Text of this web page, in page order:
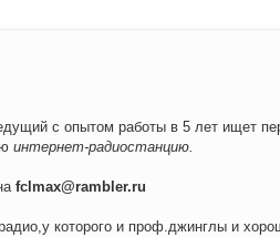
с опытом работы в 5 лет ищет
интернет-радиостанцию.
fclmax@rambler.ru
которого и проф.джинглы и